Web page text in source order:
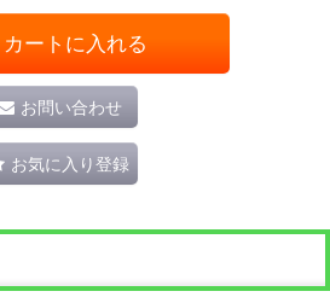
カートに入れる
お問い合わせ
お気に入り登録